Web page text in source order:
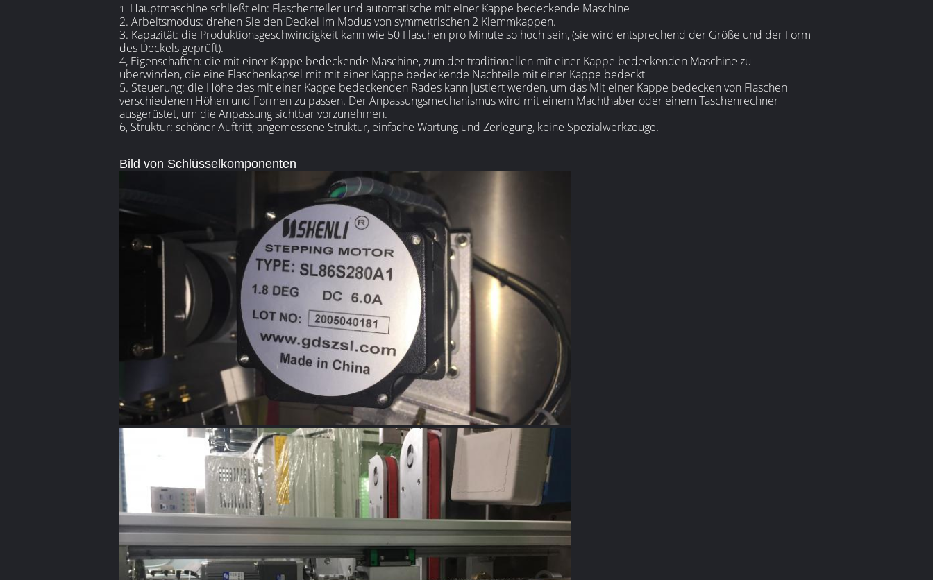
1. Hauptmaschine schließt ein: Flaschenteiler und automatische mit einer Kappe bedeckende Maschine
2. Arbeitsmodus: drehen Sie den Deckel im Modus von symmetrischen 2 Klemmkappen.
3. Kapazität: die Produktionsgeschwindigkeit kann wie 50 Flaschen pro Minute so hoch sein, (sie wird entsprechend der Größe und der Form
des Deckels geprüft).
4, Eigenschaften: die mit einer Kappe bedeckende Maschine, zum der traditionellen mit einer Kappe bedeckenden Maschine zu
überwinden, die eine Flaschenkapsel mit mit einer Kappe bedeckende Nachteile mit einer Kappe bedeckt
5. Steuerung: die Höhe des mit einer Kappe bedeckenden Rades kann justiert werden, um das Mit einer Kappe bedecken von Flaschen
verschiedenen Höhen und Formen zu passen. Der Anpassungsmechanismus wird mit einem Machthaber oder einem Taschenrechner
ausgerüstet, um die Anpassung sichtbar vorzunehmen.
6, Struktur: schöner Auftritt, angemessene Struktur, einfache Wartung und Zerlegung, keine Spezialwerkzeuge.
Bild von Schlüsselkomponenten